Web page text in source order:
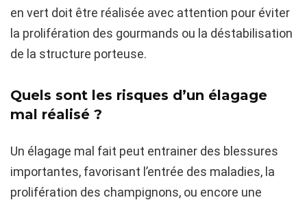
en vert doit être réalisée avec attention pour éviter
la prolifération des gourmands ou la déstabilisation
de la structure porteuse.
Quels sont les risques d’un élagage
mal réalisé ?
Un élagage mal fait peut entrainer des blessures
importantes, favorisant l’entrée des maladies, la
prolifération des champignons, ou encore une